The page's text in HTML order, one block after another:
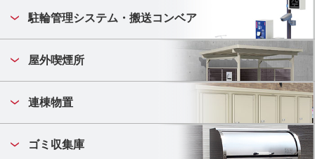
駐輪管理システム・搬送コンベア
屋外喫煙所
連棟物置
ゴミ収集庫